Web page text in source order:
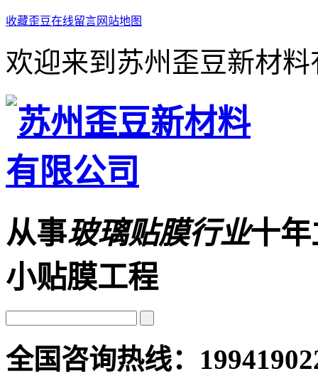
收藏歪豆在线留言网站地图
欢迎来到苏州歪豆新材
从事玻璃贴膜行业十年
小贴膜工程
全国咨询热线：